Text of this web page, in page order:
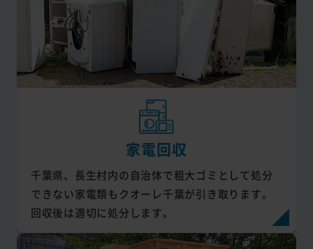
家電回収
千葉県、長生村内の自治体で粗大ゴミとして処分
できない家電類もクオーレ千葉が引き取ります。
回収後は適切に処分します。